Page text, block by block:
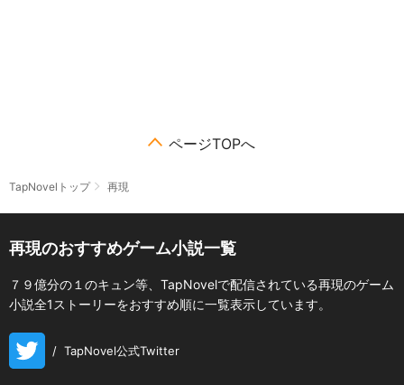
ページTOPへ
TapNovelトップ 再現
再現のおすすめゲーム小説一覧
７９億分の１のキュン等、TapNovelで配信されている再現のゲーム
小説全1ストーリーをおすすめ順に一覧表示しています。
/ TapNovel公式Twitter